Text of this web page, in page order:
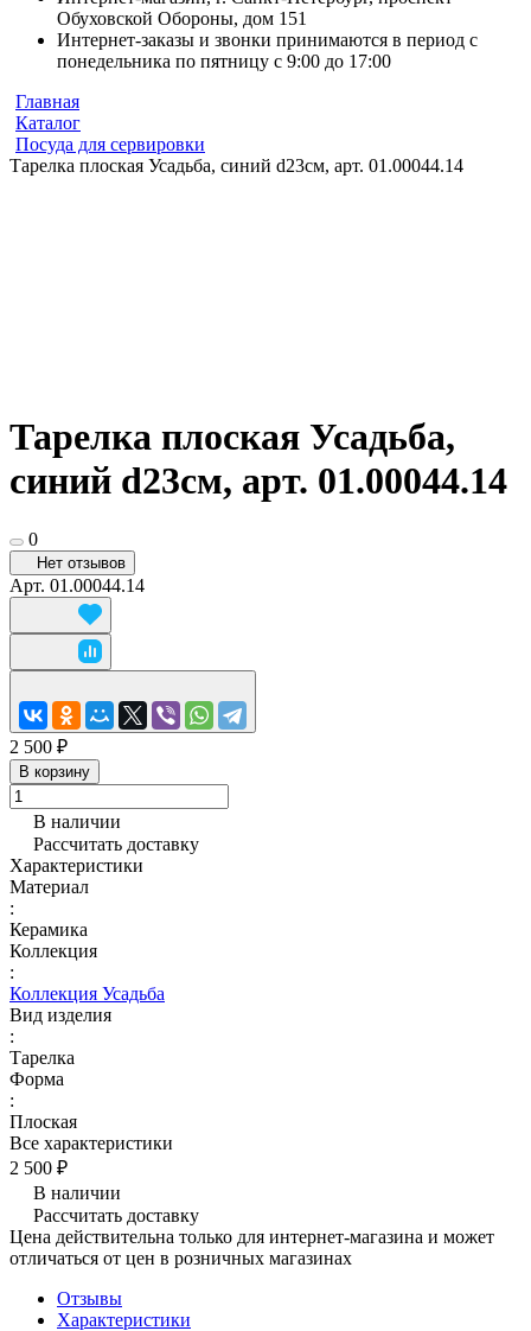
Обуховской Обороны, дом 151
Интернет-заказы и звонки принимаются в период с
понедельника по пятницу с 9:00 до 17:00
Главная
Каталог
Посуда для сервировки
Тарелка плоская Усадьба, синий d23см, арт. 01.00044.14
Тарелка плоская Усадьба,
синий d23см, арт. 01.00044.14
0
Нет отзывов
Арт. 01.00044.14
2 500 ₽
В корзину
В наличии
Рассчитать доставку
Характеристики
Материал
:
Керамика
Коллекция
:
Коллекция Усадьба
Вид изделия
:
Тарелка
Форма
:
Плоская
Все характеристики
2 500 ₽
В наличии
Рассчитать доставку
Цена действительна только для интернет-магазина и может
отличаться от цен в розничных магазинах
Отзывы
Характеристики